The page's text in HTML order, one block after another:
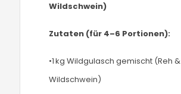
Wildschwein)
Zutaten (für 4–6 Portionen):
•1 kg Wildgulasch gemischt (Reh &
Wildschwein)